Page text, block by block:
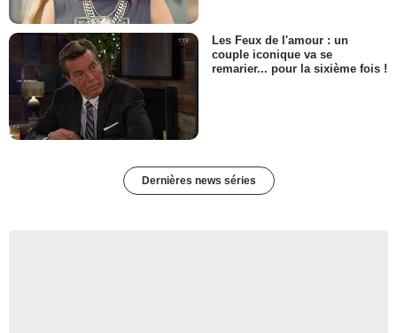
Les Feux de l'amour : un
couple iconique va se
remarier... pour la sixième fois !
Dernières news séries